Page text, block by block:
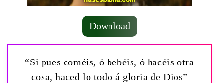
Download
“Si pues coméis, ó bebéis, ó hacéis otra
cosa, haced lo todo á gloria de Dios”